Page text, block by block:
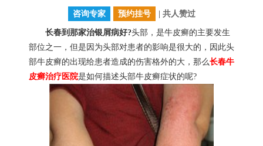
咨询专家 预约挂号 | 共人赞过
长春到那家治银屑病好?头部，是牛皮癣的主要发生
部位之一，但是因为头部对患者的影响是很大的，因此头
部牛皮癣的出现给患者造成的伤害格外的大，那么长春牛
皮癣治疗医院是如何描述头部牛皮癣症状的呢?